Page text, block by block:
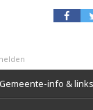
Gemeente-info & links